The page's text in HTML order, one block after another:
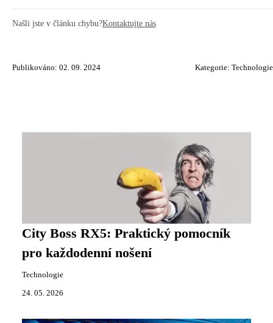
Našli jste v článku chybu?Kontaktujte nás
Publikováno: 02. 09. 2024 Kategorie: Technologie
City Boss RX5: Praktický pomocník
pro každodenní nošení
Technologie
24. 05. 2026